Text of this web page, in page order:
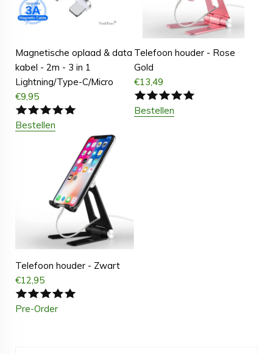
Magnetische oplaad & data
kabel - 2m - 3 in 1
Lightning/Type-C/Micro
€9,95
Bestellen
Telefoon houder - Rose
Gold
€13,49
Bestellen
Telefoon houder - Zwart
€12,95
Pre-Order